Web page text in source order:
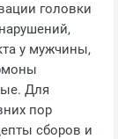
головки
у мужчины,
Для
пор
сборов и